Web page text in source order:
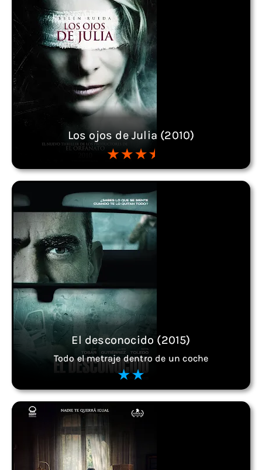
Los ojos de Julia (2010)
El desconocido (2015)
Todo el metraje dentro de un coche